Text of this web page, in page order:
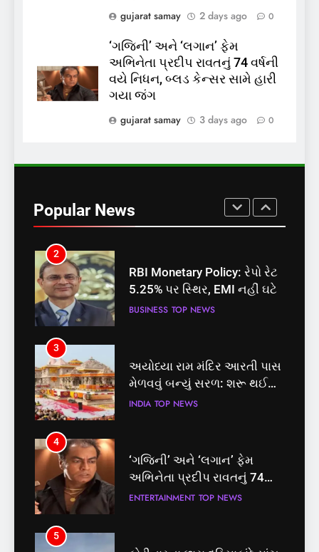
gujarat samay
2 days ago 0
‘ગજિની’ અને ‘લગાન’ ફેમ
અભિનેતા પ્રદીપ રાવતનું 74 વર્ષની
વયે નિધન, બ્લડ કેન્સર સામે હારી
ગયા જંગ
gujarat samay
3 days ago 0
Popular News
પાસ, વિપક્ષનો ઉગ્ર હોબાળો
8
શું તમારું મધ કે ઘી ખરેખર શુદ્ધ
છે? FSSAIએ ડાબરના દાવાઓની
પોલ ખોલી, મૂક્યો પ્રતિબંધ
INDIA TOP NEWS
બેઠક પરથી પવન પાંડેને 2027
માટે બનાવાયા ઉમેદવાર
INDIA
2
RBI Monetary Policy: રેપો રેટ
5.25% પર સ્થિર, EMI નહીં ઘટે
BUSINESS TOP NEWS
3
અયોધ્યા રામ મંદિર આરતી પાસ
મેળવવું બન્યું સરળ: શરૂ થઈ
તત્કાલ સુવિધા, જાણો સંપૂર્ણ
INDIA TOP NEWS
4
‘ગજિની’ અને ‘લગાન’ ફેમ
અભિનેતા પ્રદીપ રાવતનું 74
વર્ષની વયે નિધન, બ્લડ કેન્સર
ENTERTAINMENT TOP NEWS
5